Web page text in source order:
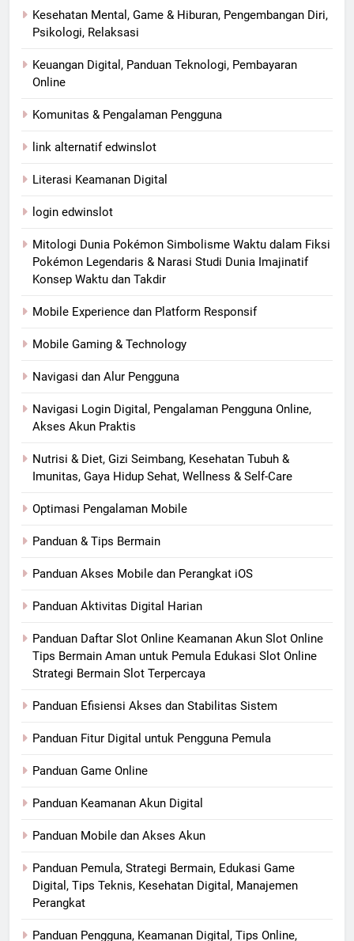
Kesehatan Mental, Game & Hiburan, Pengembangan Diri,
Psikologi, Relaksasi
Keuangan Digital, Panduan Teknologi, Pembayaran
Online
Komunitas & Pengalaman Pengguna
link alternatif edwinslot
Literasi Keamanan Digital
login edwinslot
Mitologi Dunia Pokémon Simbolisme Waktu dalam Fiksi
Pokémon Legendaris & Narasi Studi Dunia Imajinatif
Konsep Waktu dan Takdir
Mobile Experience dan Platform Responsif
Mobile Gaming & Technology
Navigasi dan Alur Pengguna
Navigasi Login Digital, Pengalaman Pengguna Online,
Akses Akun Praktis
Nutrisi & Diet, Gizi Seimbang, Kesehatan Tubuh &
Imunitas, Gaya Hidup Sehat, Wellness & Self-Care
Optimasi Pengalaman Mobile
Panduan & Tips Bermain
Panduan Akses Mobile dan Perangkat iOS
Panduan Aktivitas Digital Harian
Panduan Daftar Slot Online Keamanan Akun Slot Online
Tips Bermain Aman untuk Pemula Edukasi Slot Online
Strategi Bermain Slot Terpercaya
Panduan Efisiensi Akses dan Stabilitas Sistem
Panduan Fitur Digital untuk Pengguna Pemula
Panduan Game Online
Panduan Keamanan Akun Digital
Panduan Mobile dan Akses Akun
Panduan Pemula, Strategi Bermain, Edukasi Game
Digital, Tips Teknis, Kesehatan Digital, Manajemen
Perangkat
Panduan Pengguna, Keamanan Digital, Tips Online,